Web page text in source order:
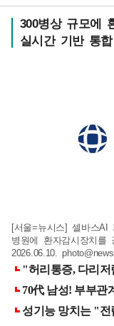
300병상 규모에
실시간 기반 통
[서울=뉴시스] 셀바스
병원에 환자감시장치를
2026.06.10.